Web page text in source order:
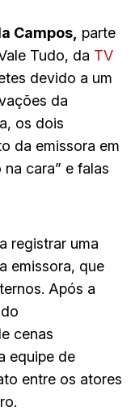
Campos, parte
Tudo, da TV
devido a um
da
os dois
da emissora em
cara” e falas
a registrar uma
emissora, que
Após a
cenas
equipe de
entre os atores